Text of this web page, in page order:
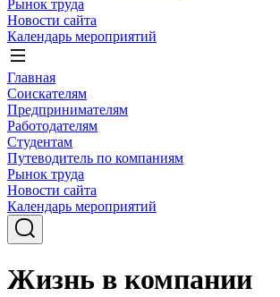
Рынок труда
Новости сайта
Календарь мероприятий
Главная
Соискателям
Предпринимателям
Работодателям
Студентам
Путеводитель по компаниям
Рынок труда
Новости сайта
Календарь мероприятий
Жизнь в компании